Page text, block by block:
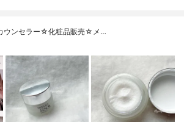
ウンセラー☆化粧品販売☆メ…